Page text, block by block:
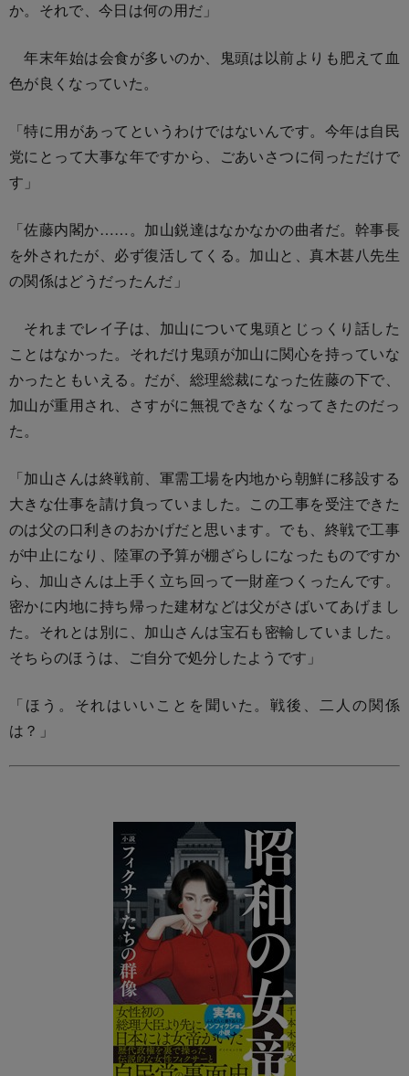
か。それで、今日は何の用だ」
年末年始は会食が多いのか、鬼頭は以前よりも肥えて血
色が良くなっていた。
「特に用があってというわけではないんです。今年は自民
党にとって大事な年ですから、ごあいさつに伺っただけで
す」
「佐藤内閣か……。加山鋭達はなかなかの曲者だ。幹事長
を外されたが、必ず復活してくる。加山と、真木甚八先生
の関係はどうだったんだ」
それまでレイ子は、加山について鬼頭とじっくり話した
ことはなかった。それだけ鬼頭が加山に関心を持っていな
かったともいえる。だが、総理総裁になった佐藤の下で、
加山が重用され、さすがに無視できなくなってきたのだっ
た。
「加山さんは終戦前、軍需工場を内地から朝鮮に移設する
大きな仕事を請け負っていました。この工事を受注できた
のは父の口利きのおかげだと思います。でも、終戦で工事
が中止になり、陸軍の予算が棚ざらしになったものですか
ら、加山さんは上手く立ち回って一財産つくったんです。
密かに内地に持ち帰った建材などは父がさばいてあげまし
た。それとは別に、加山さんは宝石も密輸していました。
そちらのほうは、ご自分で処分したようです」
「ほう。それはいいことを聞いた。戦後、二人の関係
は？」